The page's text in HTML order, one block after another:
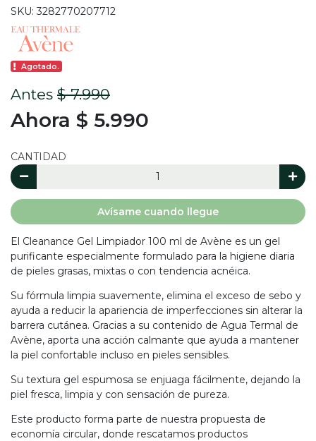
SKU: 3282770207712
Agotado.
Antes $ 7.990
Ahora $ 5.990
CANTIDAD
Avísame cuando llegue
El Cleanance Gel Limpiador 100 ml de Avène es un gel
purificante especialmente formulado para la higiene diaria
de pieles grasas, mixtas o con tendencia acnéica.
Su fórmula limpia suavemente, elimina el exceso de sebo y
ayuda a reducir la apariencia de imperfecciones sin alterar la
barrera cutánea. Gracias a su contenido de Agua Termal de
Avène, aporta una acción calmante que ayuda a mantener
la piel confortable incluso en pieles sensibles.
Su textura gel espumosa se enjuaga fácilmente, dejando la
piel fresca, limpia y con sensación de pureza.
Este producto forma parte de nuestra propuesta de
economía circular, donde rescatamos productos